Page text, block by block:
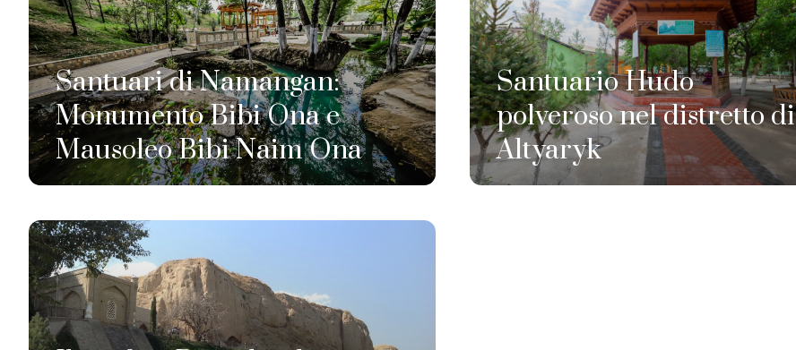
Santuari di Namangan:
Monumento Bibi Ona e
Mausoleo Bibi Naim Ona
Santuario Hudo
polveroso nel distretto di
Altyaryk